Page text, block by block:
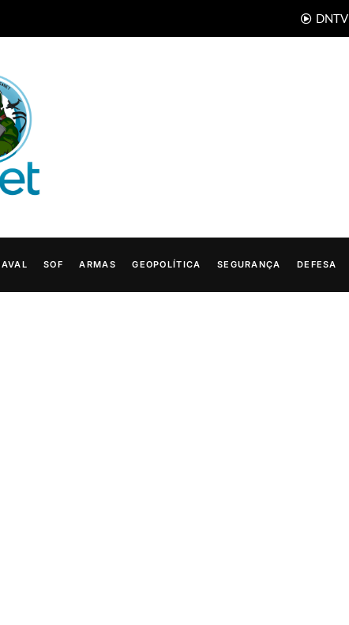
DNTV
SOF ARMAS GEOPOLÍTICA SEGURANÇA DEFESA